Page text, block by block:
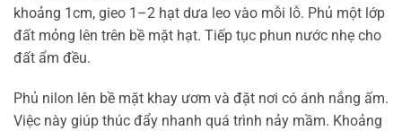
khoảng 1cm, gieo 1–2 hạt dưa leo vào mỗi lỗ. Phủ một lớp
đất mỏng lên trên bề mặt hạt. Tiếp tục phun nước nhẹ cho
đất ẩm đều.
Phủ nilon lên bề mặt khay ươm và đặt nơi có ánh nắng ấm.
Việc này giúp thúc đẩy nhanh quá trình nảy mầm. Khoảng